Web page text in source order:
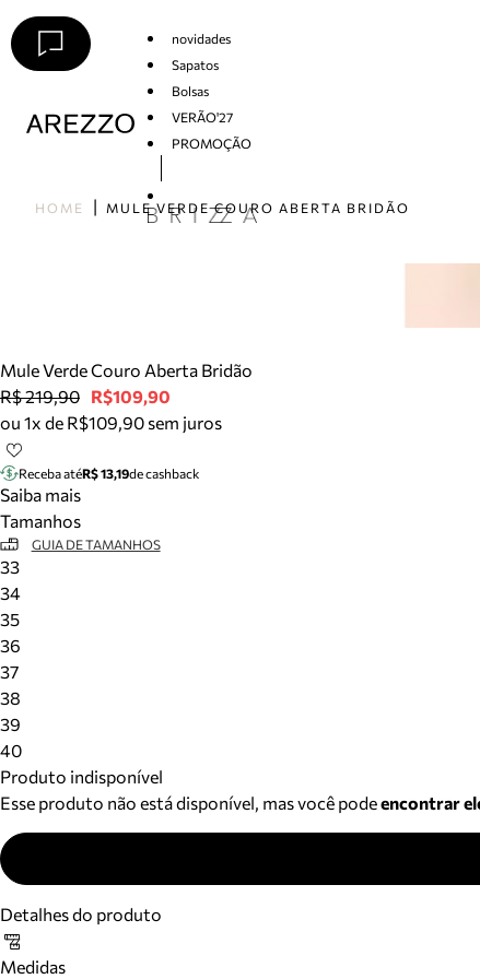
novidades
Sapatos
Bolsas
VERÃO'27
PROMOÇÃO
HOME MULE VERDE COURO ABERTA BRIDÃO
Mule Verde Couro Aberta Bridão
R$ 219,90 R$109,90
ou 1x de R$109,90 sem juros
Receba atéR$ 13,19de cashback
Saiba mais
Tamanhos
GUIA DE TAMANHOS
33
34
35
36
37
38
39
40
Produto indisponível
Esse produto não está disponível, mas você podeencontrar
Detalhes do produto
Medidas